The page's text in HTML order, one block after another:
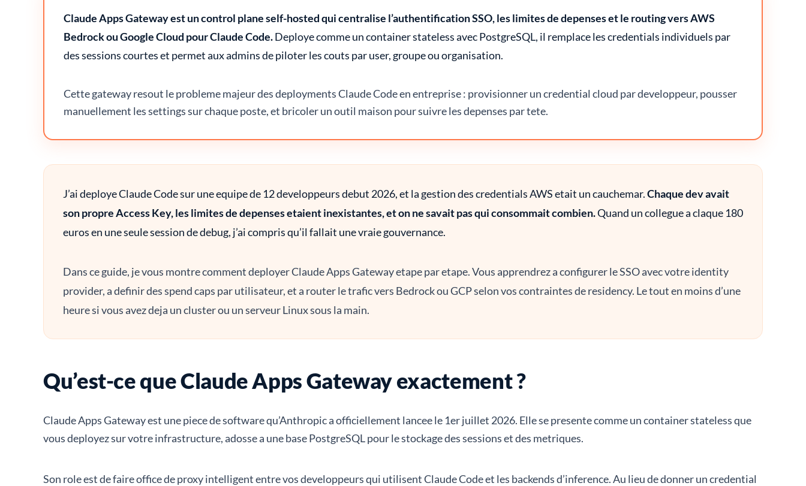
Claude Apps Gateway est un control plane self-hosted qui centralise l’authentification SSO, les limites de depenses et le routing vers AWS
Bedrock ou Google Cloud pour Claude Code.Deploye comme un container stateless avec PostgreSQL, il remplace les credentials individuels par
des sessions courtes et permet aux admins de piloter les couts par user, groupe ou organisation.
Cette gateway resout le probleme majeur des deployments Claude Code en entreprise : provisionner un credential cloud par developpeur, pousser
manuellement les settings sur chaque poste, et bricoler un outil maison pour suivre les depenses par tete.
J’ai deploye Claude Code sur une equipe de 12 developpeurs debut 2026, et la gestion des credentials AWS etait un cauchemar.Chaque dev avait
son propre Access Key, les limites de depenses etaient inexistantes, et on ne savait pas qui consommait combien.Quand un collegue a claque 180
euros en une seule session de debug, j’ai compris qu’il fallait une vraie gouvernance.
Dans ce guide, je vous montre comment deployer Claude Apps Gateway etape par etape. Vous apprendrez a configurer le SSO avec votre identity
provider, a definir des spend caps par utilisateur, et a router le trafic vers Bedrock ou GCP selon vos contraintes de residency. Le tout en moins d’une
heure si vous avez deja un cluster ou un serveur Linux sous la main.
Qu’est-ce que Claude Apps Gateway exactement ?
Claude Apps Gateway est une piece de software qu’Anthropic a officiellement lancee le 1er juillet 2026. Elle se presente comme un container stateless que
vous deployez sur votre infrastructure, adosse a une base PostgreSQL pour le stockage des sessions et des metriques.
Son role est de faire office de proxy intelligent entre vos developpeurs qui utilisent Claude Code et les backends d’inference. Au lieu de donner un credential